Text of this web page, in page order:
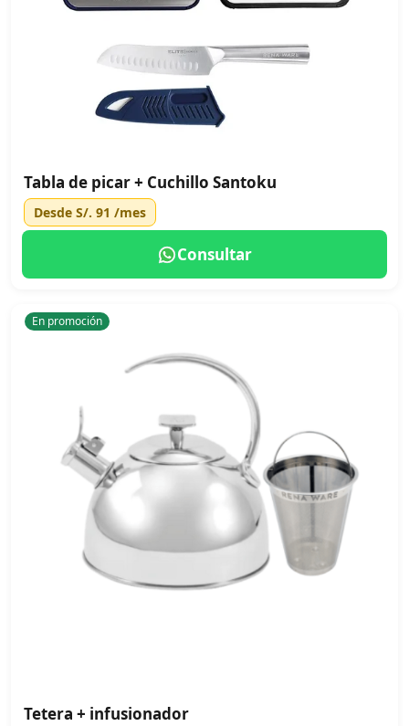
Tabla de picar + Cuchillo Santoku
Desde S/. 91 /mes
Consultar
En promoción
Tetera + infusionador